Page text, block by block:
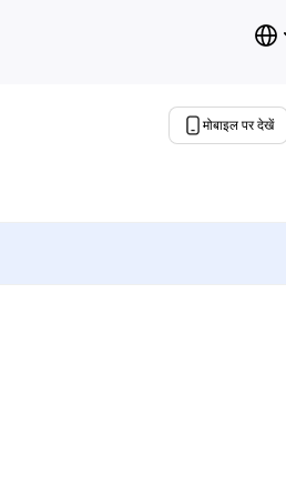
मोबाइल पर देखें